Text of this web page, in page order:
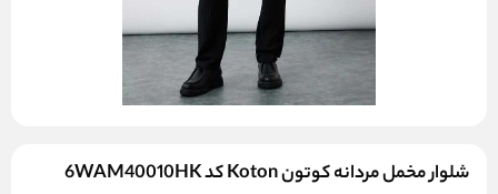
شلوار مخمل مردانه کوتون Koton کد 6WAM40010HK